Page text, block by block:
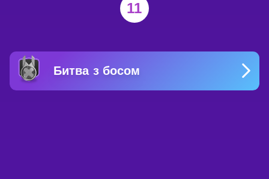
11
Битва з босом